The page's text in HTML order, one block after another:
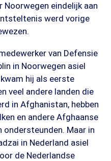
Noorwegen eindelijk aan
werd vorige
van Defensie
in Noorwegen asiel
hij als eerste
veel andere landen die
in Afghanistan, hebben
en andere Afghaanse
Maar in
in Nederland asiel
de Nederlandse